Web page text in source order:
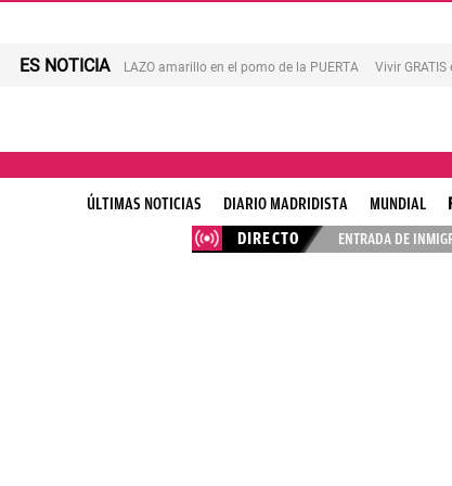
ES NOTICIA LAZO amarillo en el pomo de la PUERTA Vivir GRATIS
ÚLTIMAS NOTICIAS DIARIO MADRIDISTA MUNDIAL
DIRECTO
ENTRADA DE